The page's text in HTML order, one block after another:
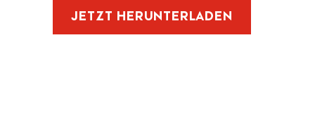
JETZT HERUNTERLADEN